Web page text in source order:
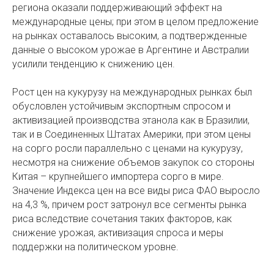
региона оказали поддерживающий эффект на
международные цены; при этом в целом предложение
на рынках оставалось высоким, а подтвержденные
данные о высоком урожае в Аргентине и Австралии
усилили тенденцию к снижению цен.
Рост цен на кукурузу на международных рынках был
обусловлен устойчивым экспортным спросом и
активизацией производства этанола как в Бразилии,
так и в Соединенных Штатах Америки, при этом цены
на сорго росли параллельно с ценами на кукурузу,
несмотря на снижение объемов закупок со стороны
Китая – крупнейшего импортера сорго в мире.
Значение Индекса цен на все виды риса ФАО выросло
на 4,3 %, причем рост затронул все сегменты рынка
риса вследствие сочетания таких факторов, как
снижение урожая, активизация спроса и меры
поддержки на политическом уровне.